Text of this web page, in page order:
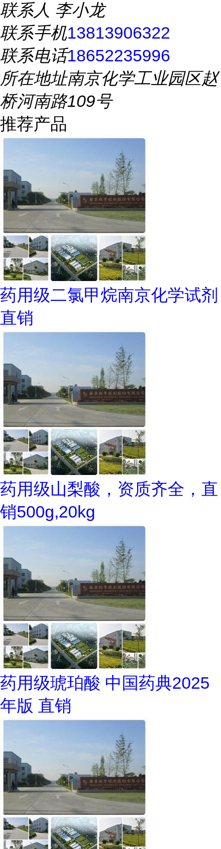
联系人 李小龙
联系手机13813906322
联系电话18652235996
所在地址南京化学工业园区赵
桥河南路109号
推荐产品
药用级二氯甲烷南京化学试剂
直销
药用级山梨酸，资质齐全，直
销500g,20kg
药用级琥珀酸 中国药典2025
年版 直销